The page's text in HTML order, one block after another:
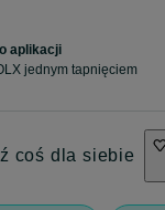
aplikacji
jednym tapnięciem
coś dla siebie